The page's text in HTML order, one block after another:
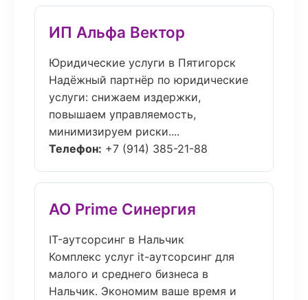
ИП Альфа Вектор
Юридические услуги в Пятигорск
Надёжный партнёр по юридические
услуги: снижаем издержки,
повышаем управляемость,
минимизируем риски....
Телефон: +7 (914) 385-21-88
АО Prime Синергия
IT-аутсорсинг в Нальчик
Комплекс услуг it-аутсорсинг для
малого и среднего бизнеса в
Нальчик. Экономим ваше время и